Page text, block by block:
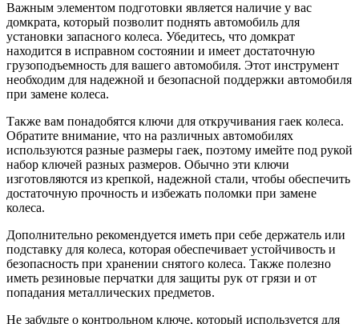
Важным элементом подготовки является наличие у вас
домкрата, который позволит поднять автомобиль для
установки запасного колеса. Убедитесь, что домкрат
находится в исправном состоянии и имеет достаточную
грузоподъемность для вашего автомобиля. Этот инструмент
необходим для надежной и безопасной поддержки автомобиля
при замене колеса.
Также вам понадобятся ключи для откручивания гаек колеса.
Обратите внимание, что на различных автомобилях
используются разные размеры гаек, поэтому имейте под рукой
набор ключей разных размеров. Обычно эти ключи
изготовляются из крепкой, надежной стали, чтобы обеспечить
достаточную прочность и избежать поломки при замене
колеса.
Дополнительно рекомендуется иметь при себе держатель или
подставку для колеса, которая обеспечивает устойчивость и
безопасность при хранении снятого колеса. Также полезно
иметь резиновые перчатки для защиты рук от грязи и от
попадания металлических предметов.
Не забудьте о контрольном ключе, который используется для